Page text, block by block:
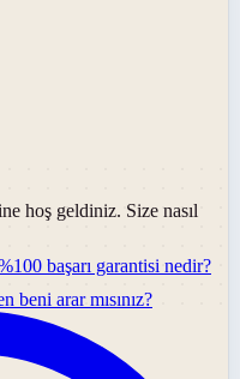
hoş geldiniz. Size nasıl
başarı garantisi nedir?
beni arar mısınız?